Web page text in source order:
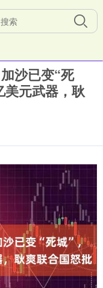
沙已变“死
美元武器，耿